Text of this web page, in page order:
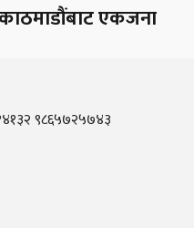
एकजना
९८६५७२५७४३